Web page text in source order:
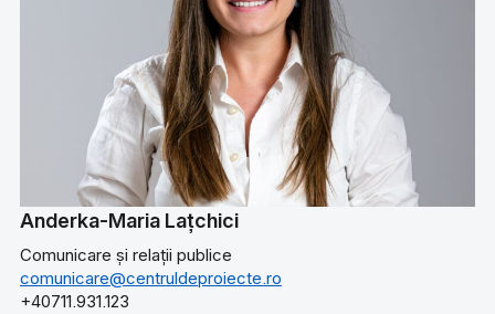
Anderka-Maria Lațchici
Comunicare și relații publice
comunicare@centruldeproiecte.ro
+40711.931.123